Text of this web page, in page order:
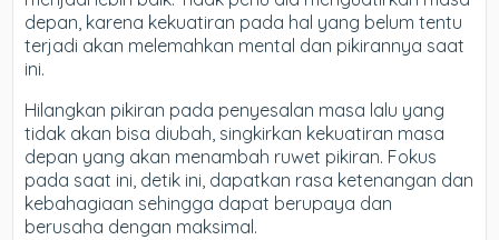
depan, karena kekuatiran pada hal yang belum tentu
terjadi akan melemahkan mental dan pikirannya saat
ini.
Hilangkan pikiran pada penyesalan masa lalu yang
tidak akan bisa diubah, singkirkan kekuatiran masa
depan yang akan menambah ruwet pikiran. Fokus
pada saat ini, detik ini, dapatkan rasa ketenangan dan
kebahagiaan sehingga dapat berupaya dan
berusaha dengan maksimal.